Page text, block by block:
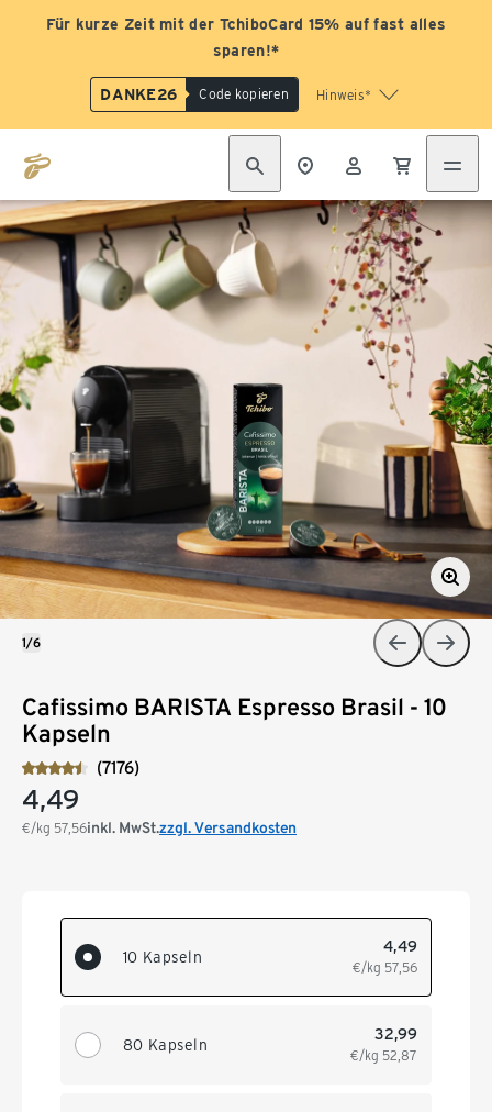
Für kurze Zeit mit der TchiboCard 15% auf fast alles
sparen!*
DANKE26 Code kopieren Hinweis*
Cafissimo BARISTA Espresso Brasil - 10
Kapseln
(7176)
4,49
€/kg 57,56inkl. MwSt.zzgl. Versandkosten
10 Kapseln
4,49
€/kg 57,56
80 Kapseln
32,99
€/kg 52,87
1/6